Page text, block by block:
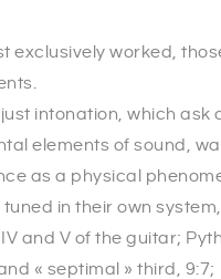
exclusively worked,
intonation, which
elements of sound,
as a physical
in their own
and V of the guitar;
« septimal » third, 9:7;